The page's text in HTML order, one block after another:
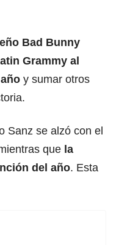
Bad Bunny
Grammy al
y sumar otros
Sanz se alzó con el
que la
del año. Esta